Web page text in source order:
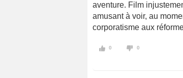
aventure. Film
amusant à voir, au
corporatisme aux
0 0